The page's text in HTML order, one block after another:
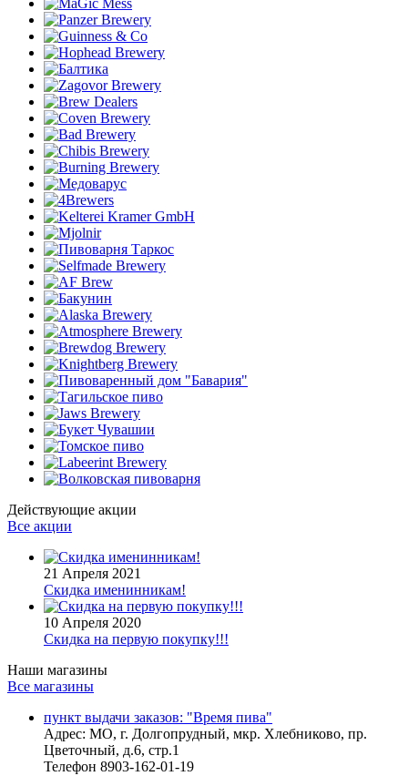
Действующие акции
Все акции
21 Апреля 2021
Скидка именинникам!
10 Апреля 2020
Скидка на первую покупку!!!
Наши магазины
Все магазины
пункт выдачи заказов: "Время пива"
Адрес: МО, г. Долгопрудный, мкр. Хлебниково, пр.
Цветочный, д.6, стр.1
Телефон 8903-162-01-19